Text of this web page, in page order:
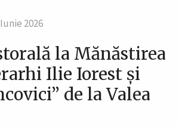
2026
la Mănăstirea
Ilie Iorest şi
de la Valea